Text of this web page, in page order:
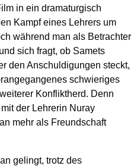
in ein dramaturgisch
Kampf eines Lehrers um
während man als Betrachter
sich fragt, ob Samets
den Anschuldigungen steckt,
schwieriges
Konfliktherd. Denn
der Lehrerin Nuray
mehr als Freundschaft
gelingt, trotz des